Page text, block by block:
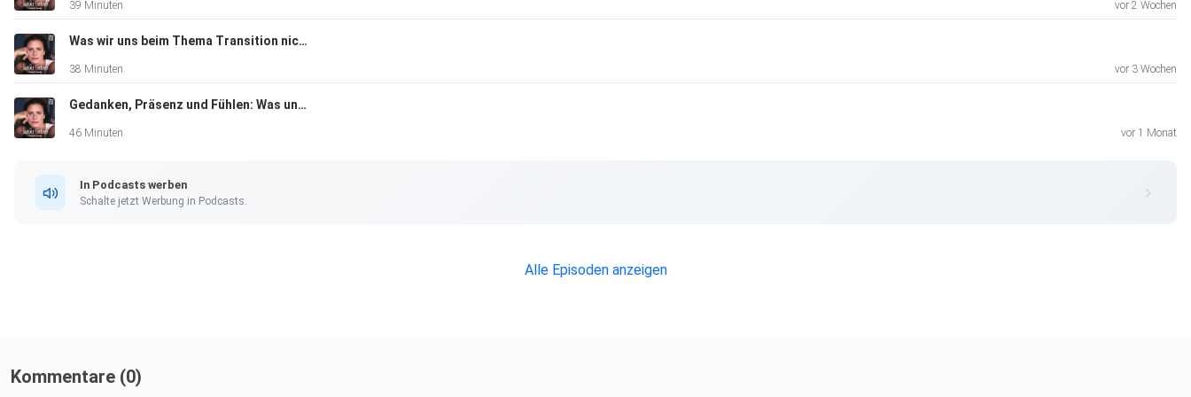
39 Minuten vor 2 Wochen
Was wir uns beim Thema Transition nicht zu fragen trauen – mit Dr. Yel Graf
38 Minuten vor 3 Wochen
Gedanken, Präsenz und Fühlen: Was uns der Buddhismus über Liebe lehrt - mit Dr. Wilfried Reuter
46 Minuten vor 1 Monat
In Podcasts werben
Schalte jetzt Werbung in Podcasts.
Alle Episoden anzeigen
Kommentare (0)